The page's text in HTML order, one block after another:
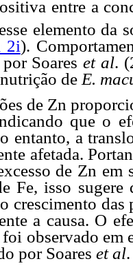
entre a
elemento da
2i).
Soareset al.
de E.
de Zn
que o
entanto, a
afetada.
de Zn em
Fe, isso
crescimento das
a causa. O
foi observado em
por Soares et al